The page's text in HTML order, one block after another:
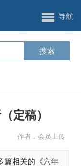
导航
定稿）
作者：会员上传
篇相关的《六年